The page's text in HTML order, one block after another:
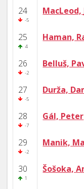
24
-5
MacLeod,
25
4
Haman,
26
-2
Belluš,
27
-5
Durža,
28
-7
Gál, Peter
29
-2
Manik,
30
1
Šošoka,